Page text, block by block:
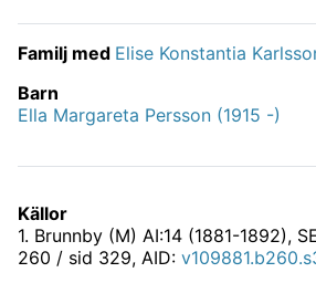
Familj med Elise Konstantia
Barn
Ella Margareta Persson (1915 -)
Källor
1. Brunnby (M) AI:14 (1881-1892),
260 / sid 329, AID: